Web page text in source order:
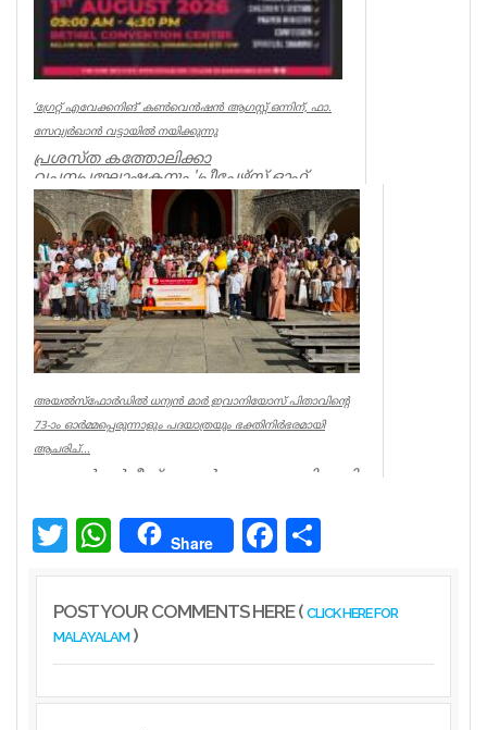
‘ഗ്രേറ്റ് എവേക്കനിങ്’ കൺവെൻഷൻ ആഗസ്റ്റ് ഒന്നിന്, ഫാ.
സേവ്യർഖാൻ വട്ടായിൽ നയിക്കുന്നു
പ്രശസ്ത കത്തോലിക്കാ
വചനപ്രഘോഷകനും 'പ്രീച്ചേഴ്സ് ഓഫ്
ഡിവൈൻ മേഴ്സി' സന്യാസസമൂഹത്തിന്റെ
സ്ഥാപകനും, അഭി...
Spiritual
അയൽസ്ഫോർഡിൽ ധന്യൻ മാർ ഇവാനിയോസ് പിതാവിന്റെ
73-ാം ഓർമ്മപ്പെരുന്നാളും പദയാത്രയും ഭക്തിനിർഭരമായി
ആചരിച്...
അരുൺ വർഗ്ഗീസ് ലണ്ടൻ: മലങ്കര സുറിയാനി
റീജിയന്റെ ആഭിമുഖ്യത്തിൽ കെന്റി...
Spiritual
Twitter WhatsAppShare Facebook
POST YOUR COMMENTS HERE ( CLICK HERE FOR
MALAYALAM)